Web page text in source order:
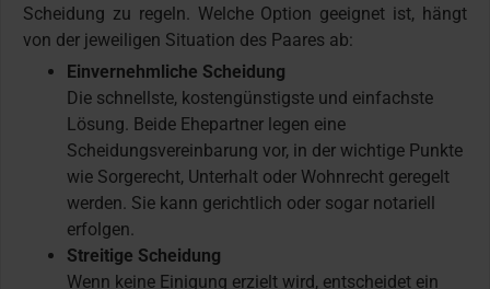
Scheidung zu regeln. Welche Option geeignet ist, hängt
von der jeweiligen Situation des Paares ab:
Einvernehmliche Scheidung
Die schnellste, kostengünstigste und einfachste
Lösung. Beide Ehepartner legen eine
Scheidungsvereinbarung vor, in der wichtige Punkte
wie Sorgerecht, Unterhalt oder Wohnrecht geregelt
werden. Sie kann gerichtlich oder sogar notariell
erfolgen.
Streitige Scheidung
Wenn keine Einigung erzielt wird, entscheidet ein